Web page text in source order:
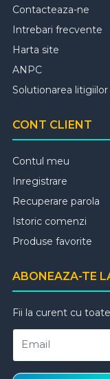
Contacteaza-ne
Intrebari frecvente
Harta site
ANPC
Solutionarea litigiilor
CONT CLIENT
Contul meu
Inregistrare
Recuperare parola
Istoric comenzi
Produse favorite
ABONEAZA-TE
Fii la curent cu
Email